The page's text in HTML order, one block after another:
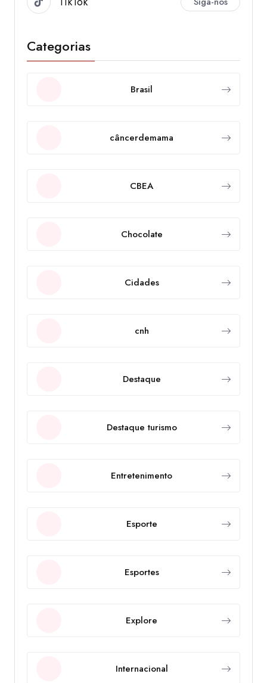
Categorias
Brasil
câncerdemama
CBEA
Chocolate
Cidades
cnh
Destaque
Destaque turismo
Entretenimento
Esporte
Esportes
Explore
Internacional